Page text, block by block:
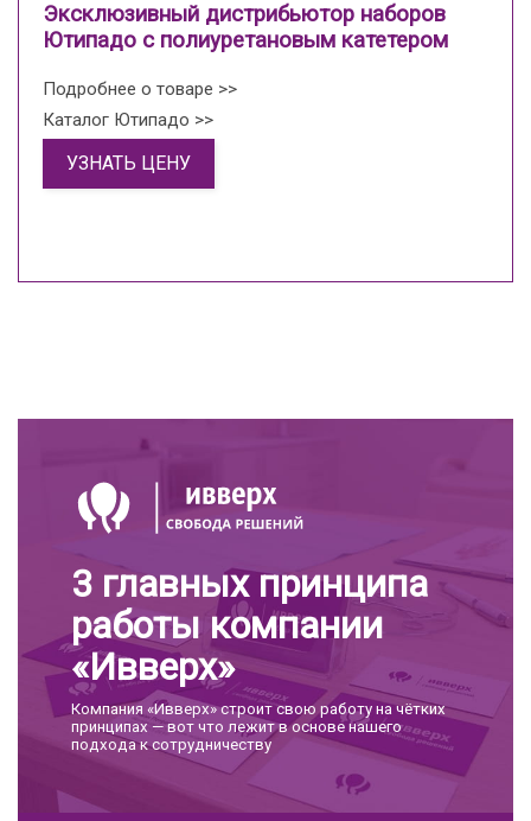
Эксклюзивный дистрибьютор наборов
Ютипадо с полиуретановым катетером
Подробнее о товаре >>
Каталог Ютипадо >>
УЗНАТЬ ЦЕНУ
3 главных принципа
работы компании
«Ивверх»
Компания «Ивверх» строит свою работу на чётких
принципах — вот что лежит в основе нашего
подхода к сотрудничеству